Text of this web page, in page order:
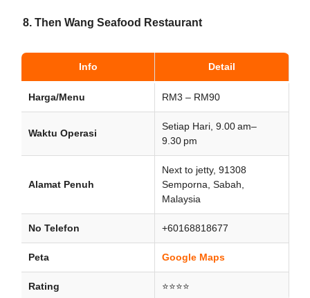
8. Then Wang Seafood Restaurant
Info Detail
Harga/Menu RM3 – RM90
Waktu Operasi
Setiap Hari, 9.00 am–
9.30 pm
Alamat Penuh
Next to jetty, 91308
Semporna, Sabah,
Malaysia
No Telefon +60168818677
Peta Google Maps
Rating ⭐⭐⭐⭐